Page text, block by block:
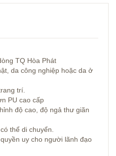
TQ Hòa Phát
da công nghiệp hoặc da ở
trí.
PU cao cấp
độ cao, độ ngả thư giãn
thể di chuyển.
uy cho người lãnh đạo